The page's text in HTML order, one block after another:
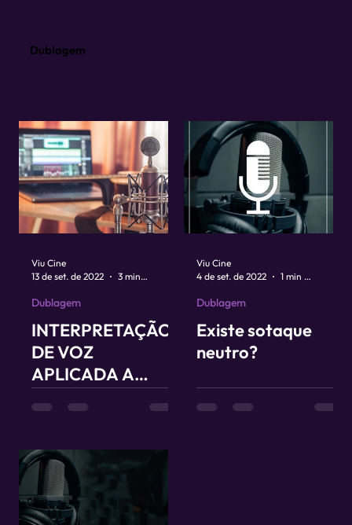
Dublagem
INTERPRETAÇÃO
DE VOZ
APLICADA A
Dublagem
Viu Cine
13 de set. de 2022
3 min de leitura
Existe sotaque
neutro?
Dublagem
Viu Cine
4 de set. de 2022
1 min de leitura